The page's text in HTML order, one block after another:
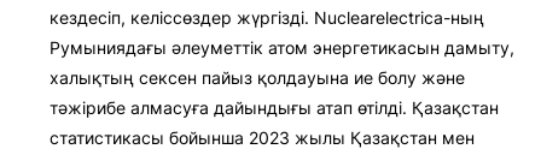
кездесіп, келіссөздер жүргізді. Nuclearelectrica-ның
Румыниядағы әлеуметтік атом энергетикасын дамыту,
халықтың сексен пайыз қолдауына ие болу және
тәжірибе алмасуға дайындығы атап өтілді. Қазақстан
статистикасы бойынша 2023 жылы Қазақстан мен